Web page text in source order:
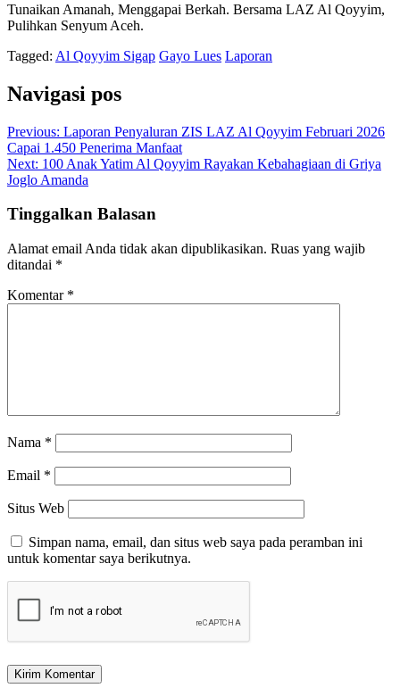
Tunaikan Amanah, Menggapai Berkah. Bersama LAZ Al Qoyyim,
Pulihkan Senyum Aceh.
Tagged: Al Qoyyim Sigap Gayo Lues Laporan
Navigasi pos
Previous: Laporan Penyaluran ZIS LAZ Al Qoyyim Februari 2026
Capai 1.450 Penerima Manfaat
Next: 100 Anak Yatim Al Qoyyim Rayakan Kebahagiaan di Griya
Joglo Amanda
Tinggalkan Balasan
Alamat email Anda tidak akan dipublikasikan. Ruas yang wajib
ditandai *
Komentar *
Nama *
Email *
Situs Web
Simpan nama, email, dan situs web saya pada peramban ini
untuk komentar saya berikutnya.